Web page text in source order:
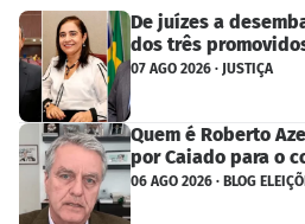
De juízes a
dos três
07 AGO 2026 · JUSTIÇA
Quem é Roberto
por Caiado para o
06 AGO 2026 · BLOG